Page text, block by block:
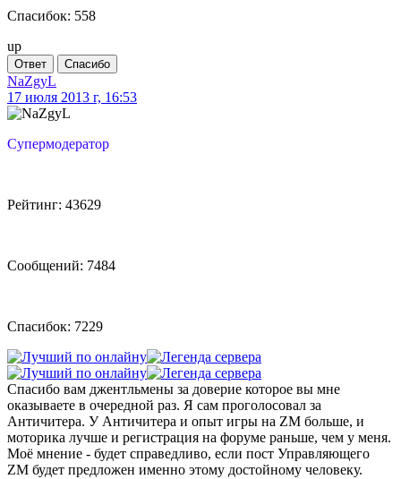
Спасибок: 558
up
Ответ Спасибо
NaZgyL
17 июля 2013 г, 16:53
Супермодератор
Рейтинг: 43629
Сообщений: 7484
Спасибок: 7229
Спасибо вам джентльмены за доверие которое вы мне
оказываете в очередной раз. Я сам проголосовал за
Античитера. У Античитера и опыт игры на ZM больше, и
моторика лучше и регистрация на форуме раньше, чем у меня.
Моё мнение - будет справедливо, если пост Управляющего
ZM будет предложен именно этому достойному человеку.